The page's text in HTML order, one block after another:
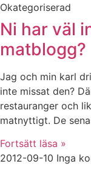
Okategoriserad
Ni har väl
matblogg?
Jag och min karl
inte missat den?
restauranger och
matnyttigt. De
Fortsätt läsa »
2012-09-10 Inga